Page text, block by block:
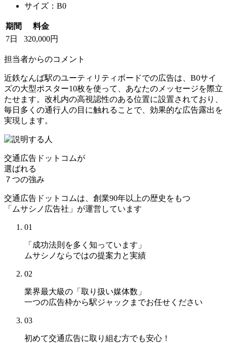
サイズ：B0
期間
料金
7日
320,000円
担当者からのコメント
近鉄なんば駅のユーティリティボードでの広告は、B0サイ
ズの大型ポスター10枚を使って、あなたのメッセージを際立
たせます。改札内の高視認性のある位置に設置されており、
毎日多くの通行人の目に触れることで、効果的な広告露出を
実現します。
交通広告ドットコムが
選ばれる
７つの強み
交通広告ドットコムは、創業90年以上の歴史をもつ
「ムサシノ広告社」が運営しています
01
「成功法則を多く知っています」
ムサシノならではの提案力と実績
02
業界最大級の「取り扱い媒体数」
一つの広告枠から駅ジャックまでお任せください
03
初めて交通広告に取り組む方でも安心！